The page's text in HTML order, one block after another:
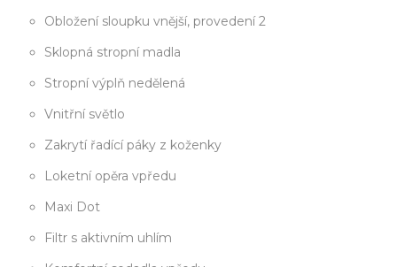
Obložení sloupku vnější, provedení 2
Sklopná stropní madla
Stropní výplň nedělená
Vnitřní světlo
Zakrytí řadící páky z koženky
Loketní opěra vpředu
Maxi Dot
Filtr s aktivním uhlím